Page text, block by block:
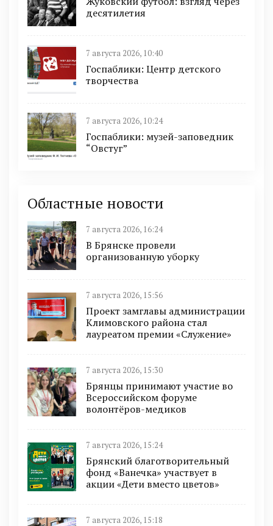
десятилетия
7 августа 2026, 10:40
Госпаблики: Центр детского
творчества
7 августа 2026, 10:24
Госпаблики: музей-заповедник
“Овстуг”
Областные новости
7 августа 2026, 16:24
В Брянске провели
организованную уборку
7 августа 2026, 15:56
Проект замглавы администрации
Климовского района стал
лауреатом премии «Служение»
7 августа 2026, 15:30
Брянцы принимают участие во
Всероссийском форуме
волонтёров-медиков
7 августа 2026, 15:24
Брянский благотворительный
фонд «Ванечка» участвует в
акции «Дети вместо цветов»
7 августа 2026, 15:18